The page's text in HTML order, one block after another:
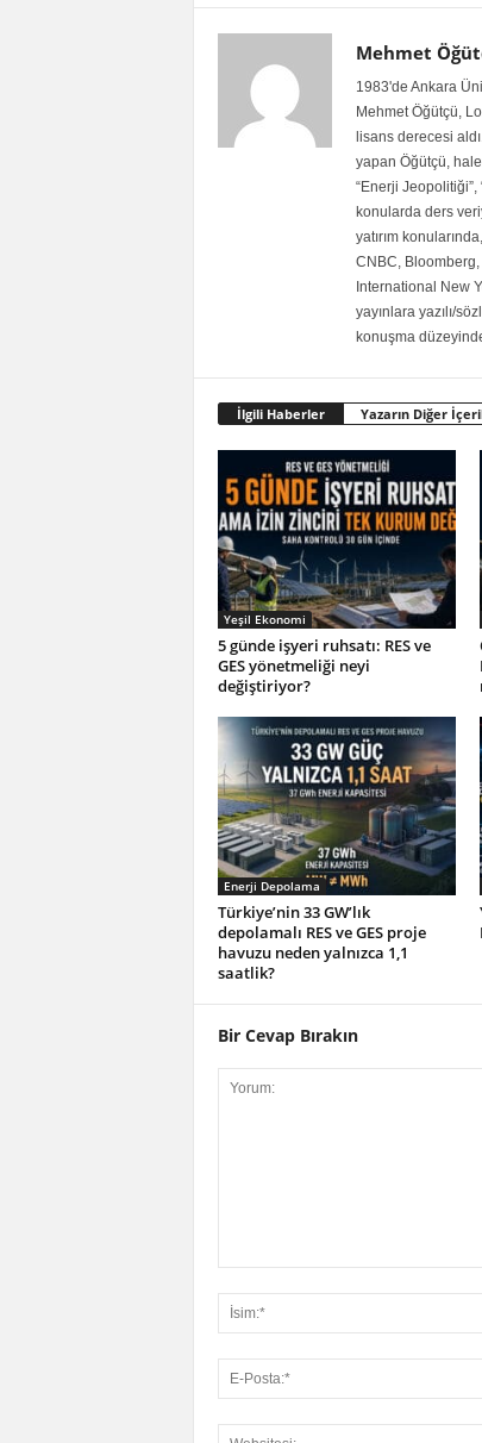
Mehmet
1983'de Ankara
Mehmet Öğütçü,
lisans derecesi
yapan Öğütçü,
“Enerji Jeopolitiği”,
konularda ders
yatırım
CNBC,
International New
yayınlara yazılı/
konuşma
İlgili Haberler Yazarın Diğer
Yeşil Ekonomi
5 günde işyeri ruhsatı: RES ve
GES yönetmeliği neyi
değiştiriyor?
Enerji Depolama
Türkiye’nin 33 GW’lık
depolamalı RES ve GES proje
havuzu neden yalnızca 1,1
saatlik?
Bir Cevap Bırakın